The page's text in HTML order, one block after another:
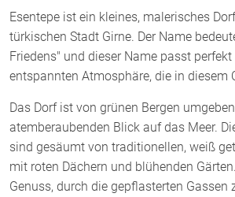
Esentepe ist ein kleines, malerisches
türkischen Stadt Girne. Der Name
Friedens" und dieser Name passt
entspannten Atmosphäre, die in diesem
Das Dorf ist von grünen Bergen
atemberaubenden Blick auf das Meer.
sind gesäumt von traditionellen, weiß
mit roten Dächern und blühenden
Genuss, durch die gepflasterten Gassen